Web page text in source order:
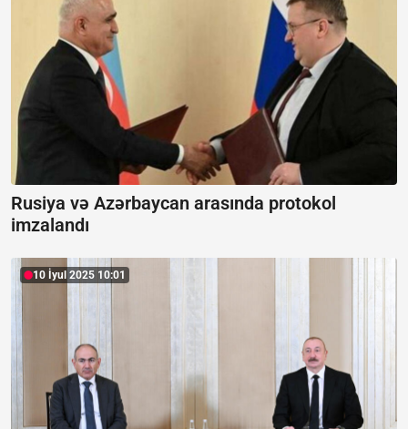
Rusiya və Azərbaycan arasında protokol
imzalandı
10 İyul 2025 10:01